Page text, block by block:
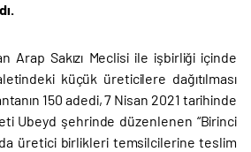
Arap Sakızı Meclisi ile işbirliği içinde
küçük üreticilere dağıtılması
150 adedi, 7 Nisan 2021 tarihinde
Ubeyd şehrinde düzenlenen “Birinci
üretici birlikleri temsilcilerine teslim